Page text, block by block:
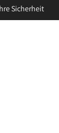
Sicherheit